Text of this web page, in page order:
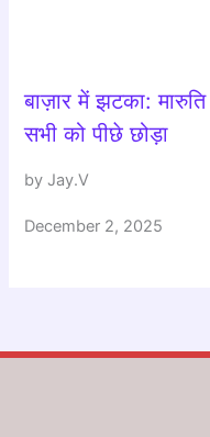
बाज़ार में झटका:
सभी को पीछे छोड़ा
by Jay.V
December 2, 2025